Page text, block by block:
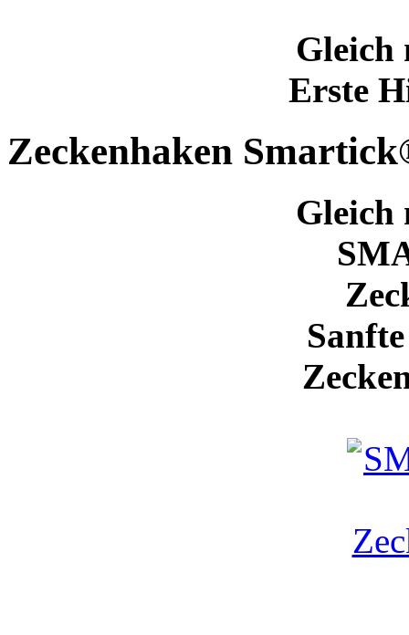
Gleich
Erste
Zeckenhaken
Gleich